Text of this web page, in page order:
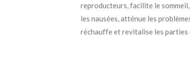
reproducteurs, facilite le
les nausées, atténue les
réchauffe et revitalise les parties